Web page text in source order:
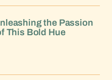
the Passion
This Bold Hue